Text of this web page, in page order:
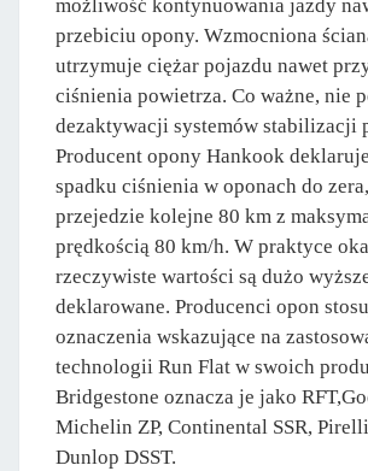
możliwość kontynuowania jazdy
przebiciu opony. Wzmocniona
utrzymuje ciężar pojazdu nawet
ciśnienia powietrza. Co ważne, nie
dezaktywacji systemów stabilizacji
Producent opony Hankook
spadku ciśnienia w oponach do
przejedzie kolejne 80 km z
prędkością 80 km/h. W praktyce
rzeczywiste wartości są dużo
deklarowane. Producenci opon
oznaczenia wskazujące na
technologii Run Flat w swoich
Bridgestone oznacza je jako
Michelin ZP, Continental SSR,
Dunlop DSST.